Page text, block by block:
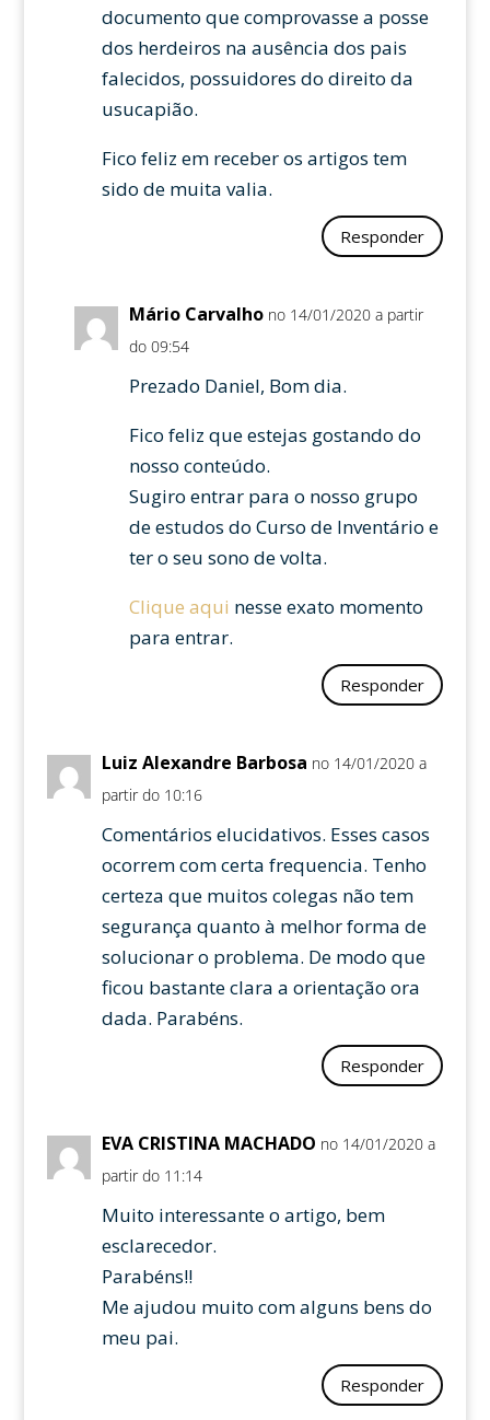
documento que comprovasse a posse
dos herdeiros na ausência dos pais
falecidos, possuidores do direito da
usucapião.
Fico feliz em receber os artigos tem
sido de muita valia.
Responder
Mário Carvalho no 14/01/2020 a partir
do 09:54
Prezado Daniel, Bom dia.
Fico feliz que estejas gostando do
nosso conteúdo.
Sugiro entrar para o nosso grupo
de estudos do Curso de Inventário e
ter o seu sono de volta.
Clique aqui nesse exato momento
para entrar.
Responder
Luiz Alexandre Barbosa no 14/01/2020 a
partir do 10:16
Comentários elucidativos. Esses casos
ocorrem com certa frequencia. Tenho
certeza que muitos colegas não tem
segurança quanto à melhor forma de
solucionar o problema. De modo que
ficou bastante clara a orientação ora
dada. Parabéns.
Responder
EVA CRISTINA MACHADO no 14/01/2020 a
partir do 11:14
Muito interessante o artigo, bem
esclarecedor.
Parabéns!!
Me ajudou muito com alguns bens do
meu pai.
Responder